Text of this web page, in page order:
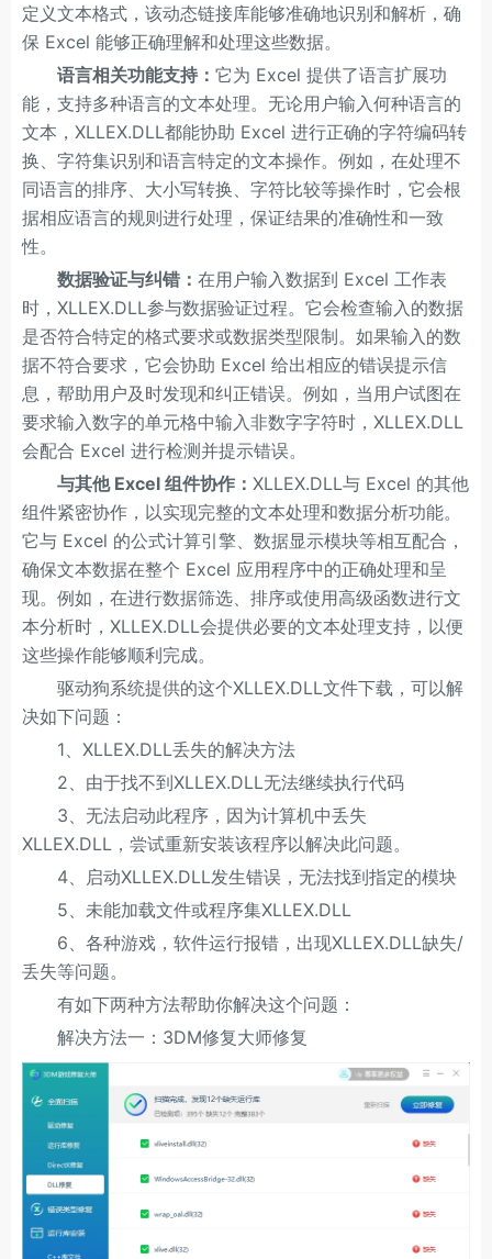
定义文本格式，该动态链接库能够准确地识别和解析，确
保 Excel 能够正确理解和处理这些数据。
语言相关功能支持： 它为 Excel 提供了语言扩展功
能，支持多种语言的文本处理。无论用户输入何种语言的
文本，XLLEX.DLL都能协助 Excel 进行正确的字符编码转
换、字符集识别和语言特定的文本操作。例如，在处理不
同语言的排序、大小写转换、字符比较等操作时，它会根
据相应语言的规则进行处理，保证结果的准确性和一致
性。
数据验证与纠错： 在用户输入数据到 Excel 工作表
时，XLLEX.DLL参与数据验证过程。它会检查输入的数据
是否符合特定的格式要求或数据类型限制。如果输入的数
据不符合要求，它会协助 Excel 给出相应的错误提示信
息，帮助用户及时发现和纠正错误。例如，当用户试图在
要求输入数字的单元格中输入非数字字符时，XLLEX.DLL
会配合 Excel 进行检测并提示错误。
与其他 Excel 组件协作： XLLEX.DLL与 Excel 的其他
组件紧密协作，以实现完整的文本处理和数据分析功能。
它与 Excel 的公式计算引擎、数据显示模块等相互配合，
确保文本数据在整个 Excel 应用程序中的正确处理和呈
现。例如，在进行数据筛选、排序或使用高级函数进行文
本分析时，XLLEX.DLL会提供必要的文本处理支持，以便
这些操作能够顺利完成。
驱动狗系统提供的这个XLLEX.DLL文件下载，可以解
决如下问题：
1、XLLEX.DLL丢失的解决方法
2、由于找不到XLLEX.DLL无法继续执行代码
3、无法启动此程序，因为计算机中丢失
XLLEX.DLL，尝试重新安装该程序以解决此问题。
4、启动XLLEX.DLL发生错误，无法找到指定的模块
5、未能加载文件或程序集XLLEX.DLL
6、各种游戏，软件运行报错，出现XLLEX.DLL缺失/
丢失等问题。
有如下两种方法帮助你解决这个问题：
解决方法一：3DM修复大师修复